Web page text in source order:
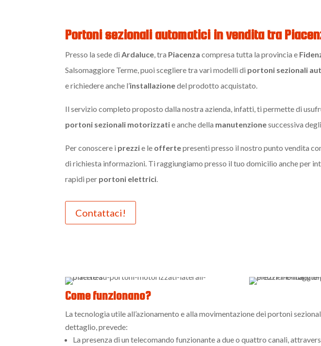
Portoni sezionali automatici in vendita tra
Presso la sede di Ardaluce , tra Piacenzacompresa tutta la provincia e
Salsomaggiore Terme, puoi scegliere tra vari modelli di portoni sezionali
e richiedere anche l’installazionedel prodotto acquistato.
Il servizio completo proposto dalla nostra azienda, infatti, ti permette di
portoni sezionali motorizzatie anche della manutenzionesuccessiva
Per conoscere i prezzie le offertepresenti presso il nostro punto vendita
di richiesta informazioni. Ti raggiungiamo presso il tuo domicilio anche per
rapidi per portoni elettrici
Contattaci!
Come funzionano?
La tecnologia utile all’azionamento e alla movimentazione dei portoni
dettaglio, prevede:
La presenza di un telecomando funzionante a due o quattro canali,